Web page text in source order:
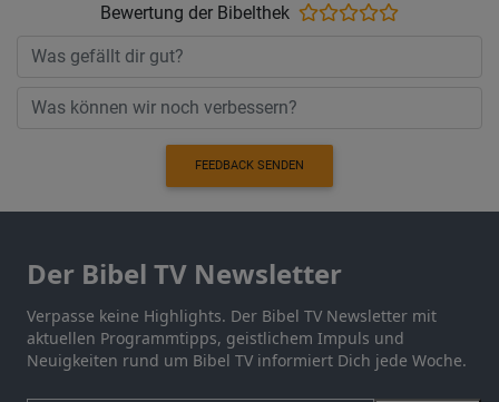
Bewertung der Bibelthek
FEEDBACK SENDEN
Der Bibel TV Newsletter
Verpasse keine Highlights. Der Bibel TV Newsletter mit
aktuellen Programmtipps, geistlichem Impuls und
Neuigkeiten rund um Bibel TV informiert Dich jede Woche.